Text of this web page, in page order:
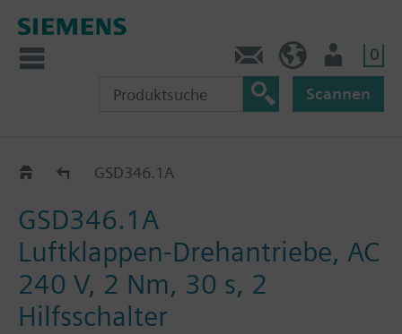
0
Scannen
GSD..1AGSD346.1A
GSD346.1A
Luftklappen-Drehantriebe, AC
240 V, 2 Nm, 30 s, 2
Hilfsschalter